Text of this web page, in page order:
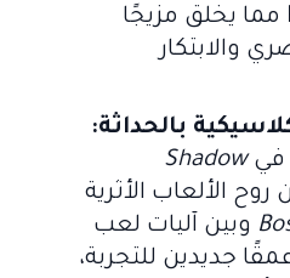
التحوّل إلى Pac‑Mecha مما يخلق مزيجًا
والابتكار
بالحداثة:
فيShadow
روح الألعاب الأثرية
وبين آليات لعب
جديدين للتجربة،